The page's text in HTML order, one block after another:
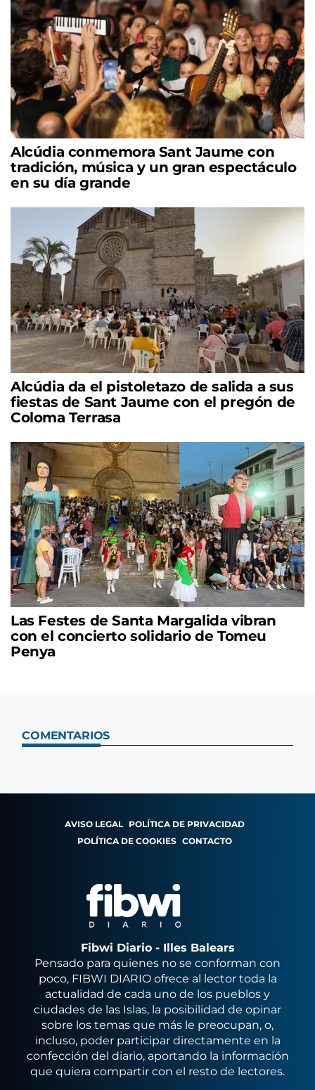
Alcúdia conmemora Sant Jaume con
tradición, música y un gran espectáculo
en su día grande
Alcúdia da el pistoletazo de salida a sus
fiestas de Sant Jaume con el pregón de
Coloma Terrasa
Las Festes de Santa Margalida vibran
con el concierto solidario de Tomeu
Penya
COMENTARIOS
AVISO LEGAL POLÍTICA DE PRIVACIDAD
POLÍTICA DE COOKIES CONTACTO
Fibwi Diario - Illes Balears
Pensado para quienes no se conforman con
poco, FIBWI DIARIO ofrece al lector toda la
actualidad de cada uno de los pueblos y
ciudades de las Islas, la posibilidad de opinar
sobre los temas que más le preocupan, o,
incluso, poder participar directamente en la
confección del diario, aportando la información
que quiera compartir con el resto de lectores.